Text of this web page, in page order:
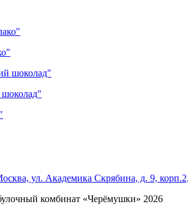
шоколад"
ул. Академика Скрябина, д. 9,
комбинат «Черёмушки» 2026